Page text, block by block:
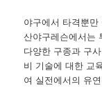
야구에서 타격뿐
산야구레슨에서는
다양한 구종과 구
비 기술에 대한 교
여 실전에서의 유